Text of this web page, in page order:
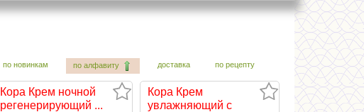
по новинкам по алфавиту доставка по рецепту
Кора Крем ночной
регенерирующий ...
Кора Крем
увлажняющий с